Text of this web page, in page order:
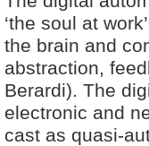
‘the soul at
the brain and
abstraction,
Berardi). The
electronic and
cast as quasi-